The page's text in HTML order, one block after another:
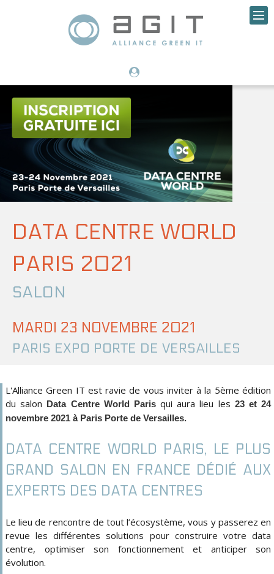
DATA CENTRE WORLD
PARIS 2021
SALON
MARDI 23 NOVEMBRE 2021
PARIS EXPO PORTE DE VERSAILLES
L'Alliance Green IT est ravie de vous inviter à la 5ème édition
du salon Data Centre World Parisqui aura lieu les 23 et 24
novembre 2021 à Paris Porte de Versailles.
DATA CENTRE WORLD PARIS, LE PLUS
GRAND SALON EN FRANCE DÉDIÉ AUX
EXPERTS DES DATA CENTRES
Le lieu de rencontre de tout l’écosystème, vous y passerez en
revue les différentes solutions pour construire votre data
centre, optimiser son fonctionnement et anticiper son
évolution.